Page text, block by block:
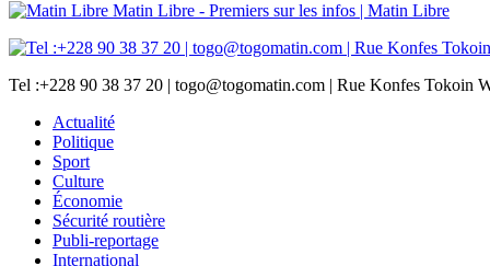
Matin Libre - Premiers sur les infos | Matin Libre
Tel :+228 90 38 37 20 | togo@togomatin.com | Rue Konfes Tokoin
Actualité
Politique
Sport
Culture
Économie
Sécurité routière
Publi-reportage
International